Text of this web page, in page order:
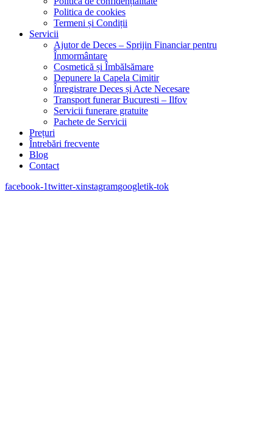
Politica de cookies
Termeni și Condiții
Servicii
Ajutor de Deces – Sprijin Financiar pentru
Înmormântare
Cosmetică și Îmbălsămare
Depunere la Capela Cimitir
Înregistrare Deces și Acte Necesare
Transport funerar Bucuresti – Ilfov
Servicii funerare gratuite
Pachete de Servicii
Prețuri
Întrebări frecvente
Blog
Contact
facebook-1twitter-xinstagramgoogletik-tok